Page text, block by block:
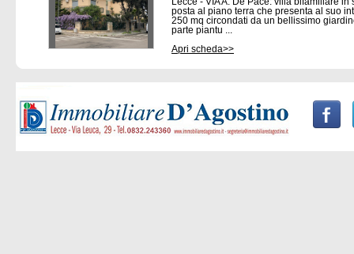
posta al piano terra che presenta al suo
250 mq circondati da un bellissimo
parte piantu ...
Apri scheda>>